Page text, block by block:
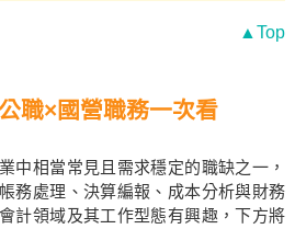
▲Top
職×國營職務一次看
中相當常見且需求穩定的職缺之一，
務處理、決算編報、成本分析與財務
計領域及其工作型態有興趣，下方將